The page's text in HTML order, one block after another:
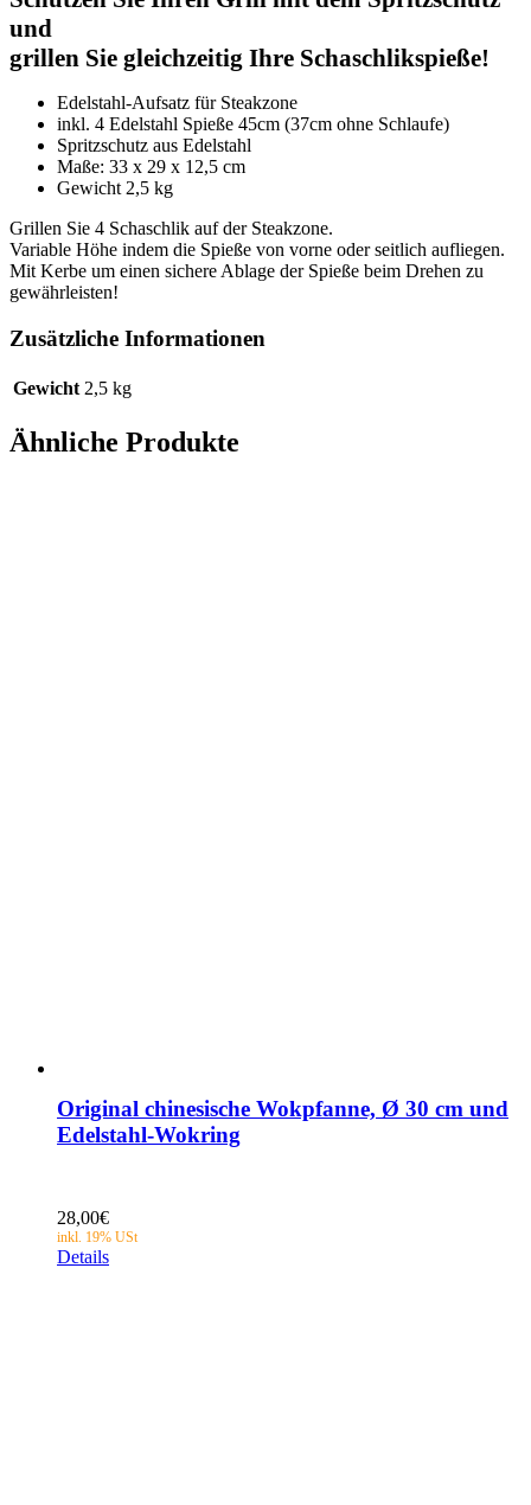
und
grillen Sie gleichzeitig Ihre Schaschlikspieße!
Edelstahl-Aufsatz für Steakzone
inkl. 4 Edelstahl Spieße 45cm (37cm ohne Schlaufe)
Spritzschutz aus Edelstahl
Maße: 33 x 29 x 12,5 cm
Gewicht 2,5 kg
Grillen Sie 4 Schaschlik auf der Steakzone.
Variable Höhe indem die Spieße von vorne oder seitlich aufliegen.
Mit Kerbe um einen sichere Ablage der Spieße beim Drehen zu
gewährleisten!
Zusätzliche Informationen
Gewicht 2,5 kg
Ähnliche Produkte
Original chinesische Wokpfanne, Ø 30 cm und
Edelstahl-Wokring
28,00€
Details